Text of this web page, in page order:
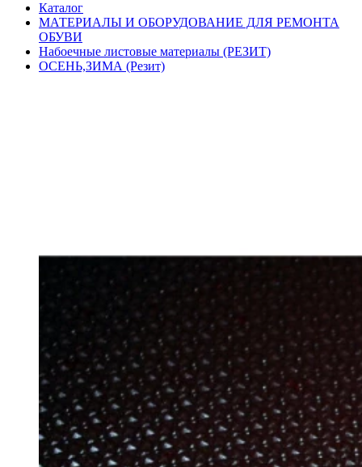
Каталог
МАТЕРИАЛЫ И ОБОРУДОВАНИЕ ДЛЯ РЕМОНТА
ОБУВИ
Набоечные листовые материалы (РЕЗИТ)
ОСЕНЬ,ЗИМА (Резит)